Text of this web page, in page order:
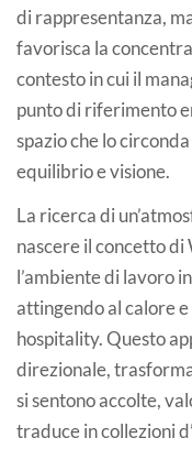
di rappresentanza,
favorisca la
contesto in cui il
punto di riferimento
spazio che lo
equilibrio e visione.
La ricerca di
nascere il concetto
l’ambiente di lavoro
attingendo al calore
hospitality. Questo
direzionale,
si sentono accolte,
traduce in collezioni